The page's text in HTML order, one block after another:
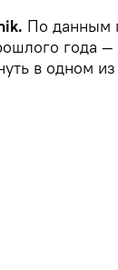
По данным
года
в одном